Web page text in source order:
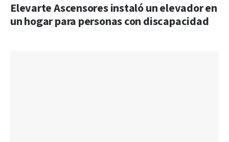
Elevarte Ascensores instaló un elevador en
un hogar para personas con discapacidad